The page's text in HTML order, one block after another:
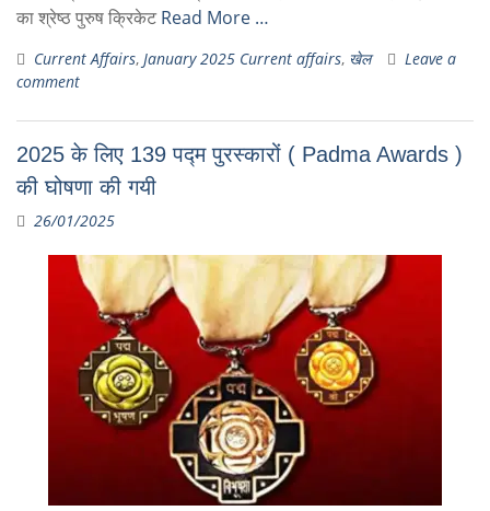
का श्रेष्‍ठ पुरुष क्रिकेटRead More …
Current Affairs, January 2025 Current affairs, खेल
Leave a
comment
2025 के लिए 139 पद्म पुरस्कारों ( Padma Awards )
की घोषणा की गयी
26/01/2025